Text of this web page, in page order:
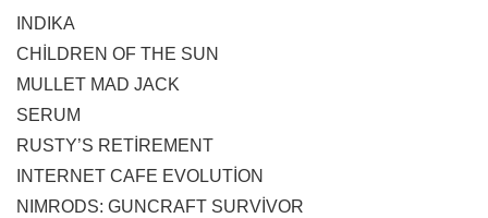
INDIKA
CHİLDREN OF THE SUN
MULLET MAD JACK
SERUM
RUSTY’S RETİREMENT
INTERNET CAFE EVOLUTİON
NIMRODS: GUNCRAFT SURVİVOR